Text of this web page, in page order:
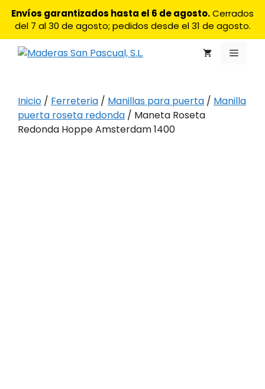
Envíos garantizados hasta el 6 de agosto.Cerrados
del 7 al 30 de agosto; pedidos desde el 31 de agosto.
Menú
Inicio / Ferreteria / Manillas para puerta / Manilla
puerta roseta redonda / Maneta Roseta
Redonda Hoppe Amsterdam 1400